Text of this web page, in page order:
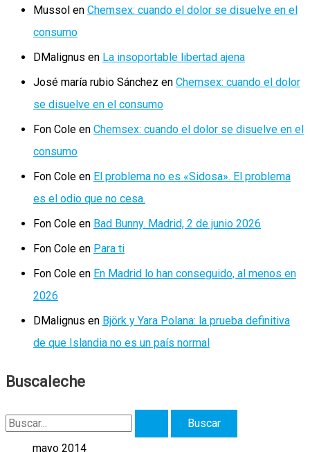
Mussol en Chemsex: cuando el dolor se disuelve en el
consumo
DMalignus en La insoportable libertad ajena
José maría rubio Sánchez en Chemsex: cuando el dolor
se disuelve en el consumo
Fon Cole en Chemsex: cuando el dolor se disuelve en el
consumo
Fon Cole en El problema no es «Sidosa». El problema
es el odio que no cesa.
Fon Cole en Bad Bunny. Madrid, 2 de junio 2026
Fon Cole en Para ti
Fon Cole en En Madrid lo han conseguido, al menos en
2026
DMalignus en Björk y Yara Polana: la prueba definitiva
de que Islandia no es un país normal
Buscaleche
B
mayo 2014